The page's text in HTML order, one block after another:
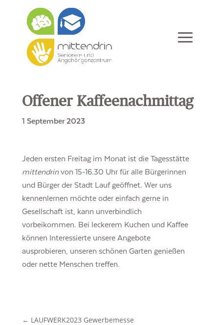
Offener Kaffeenachmittag
1 September 2023
Jeden ersten Freitag im Monat ist die Tagesstätte
mittendrinvon 15-16.30 Uhr für alle Bürgerinnen
und Bürger der Stadt Lauf geöffnet. Wer uns
kennenlernen möchte oder einfach gerne in
Gesellschaft ist, kann unverbindlich
vorbeikommen. Bei leckerem Kuchen und Kaffee
können Interessierte unsere Angebote
ausprobieren, unseren schönen Garten genießen
oder nette Menschen treffen.
← LAUFWERK2023 Gewerbemesse